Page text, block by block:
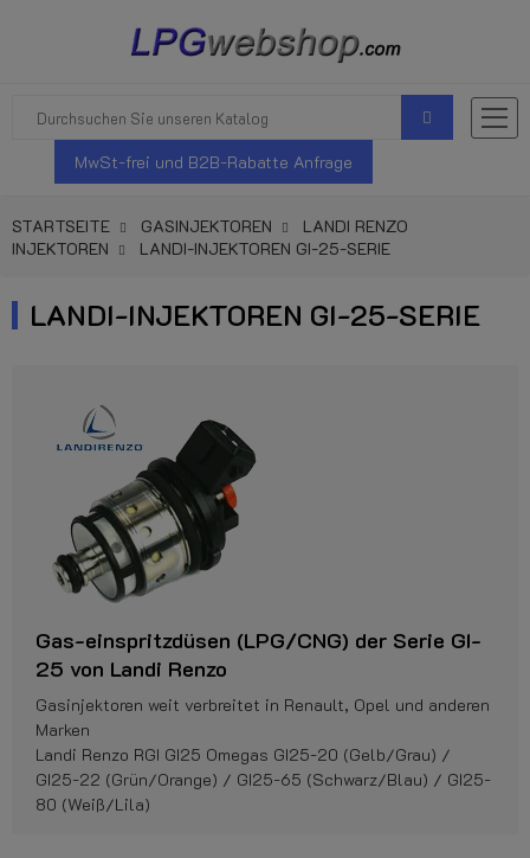
MwSt-frei und B2B-Rabatte Anfrage
STARTSEITE GASINJEKTOREN
LANDI RENZO
INJEKTOREN
LANDI-INJEKTOREN GI-25-SERIE
LANDI-INJEKTOREN GI-25-SERIE
Gas-einspritzdüsen (LPG/CNG) der Serie GI-
25 von Landi Renzo
Gasinjektoren weit verbreitet in Renault, Opel und anderen
Marken
Landi Renzo RGI GI25 Omegas GI25-20 (Gelb/Grau) /
GI25-22 (Grün/Orange) / GI25-65 (Schwarz/Blau) / GI25-
80 (Weiß/Lila)